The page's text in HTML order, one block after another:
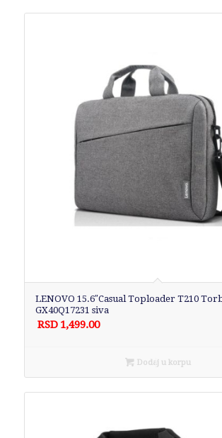
LENOVO 15.6″Casual Toploader T210
GX40Q17231 siva
RSD 1,499.00
Dodaj u korpu